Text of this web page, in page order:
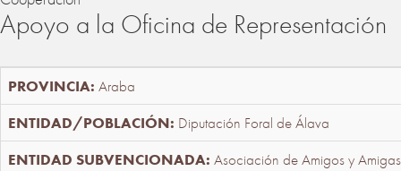
Apoyo a la Oficina de Representación
Araba
Diputación Foral de Álava
Asociación de Amigos y